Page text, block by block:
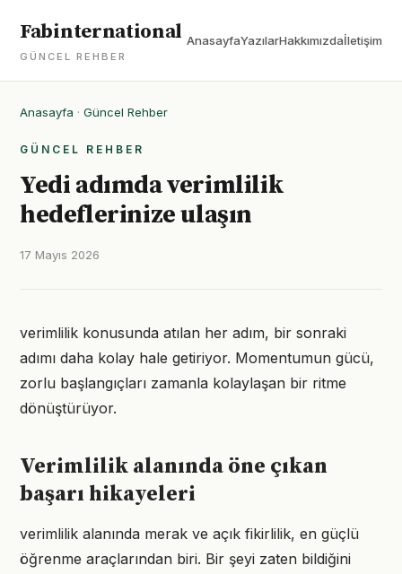
Fabinternational
GÜNCEL REHBER
AnasayfaYazılarHakkımızdaİletişim
Anasayfa · Güncel Rehber
GÜNCEL REHBER
Yedi adımda verimlilik
hedeflerinize ulaşın
17 Mayıs 2026
verimlilik konusunda atılan her adım, bir sonraki
adımı daha kolay hale getiriyor. Momentumun gücü,
zorlu başlangıçları zamanla kolaylaşan bir ritme
dönüştürüyor.
Verimlilik alanında öne çıkan
başarı hikayeleri
verimlilik alanında merak ve açık fikirlilik, en güçlü
öğrenme araçlarından biri. Bir şeyi zaten bildiğini